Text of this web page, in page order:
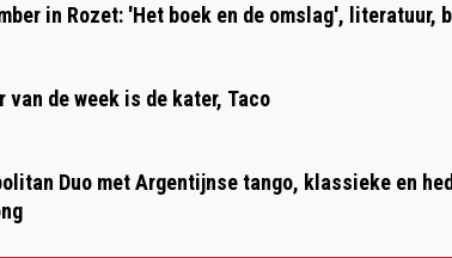
in Rozet: 'Het boek en de omslag', literatuur,
van de week is de kater, Taco
Duo met Argentijnse tango, klassieke en